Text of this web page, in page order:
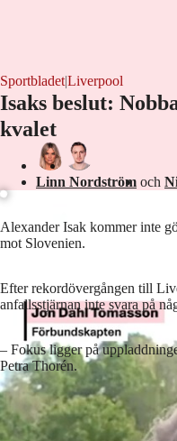
Sportbladet|Liverpool
Isaks beslut:
kvalet
Linn Nordström och
Alexander Isak kommer inte
mot Slovenien.
Efter rekordövergången till
anfallsstjärnan inte svara på
– Fokus ligger på
Petra Thorén.